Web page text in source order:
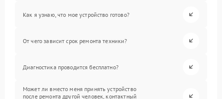
Как я узнаю, что мое устройство готово?
От чего зависит срок ремонта техники?
Диагностика проводится бесплатно?
Может ли вместо меня принять устройство
после ремонта другой человек, контактный